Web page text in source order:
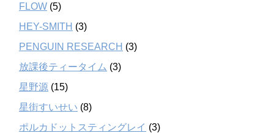
FLOW (5)
HEY-SMITH (3)
PENGUIN RESEARCH (3)
放課後ティータイム (3)
星野源 (15)
星街すいせい (8)
ポルカドットスティングレイ (3)